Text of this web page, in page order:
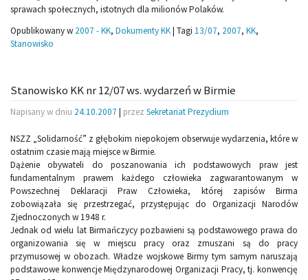
sprawach społecznych, istotnych dla milionów Polaków.
Opublikowany w 2007 - KK, Dokumenty KK Tagi 13/07, 2007, KK,
Stanowisko
Stanowisko KK nr 12/07 ws. wydarzeń w Birmie
Napisany w dniu 24.10.2007 przez Sekretariat Prezydium
NSZZ „Solidarność” z głębokim niepokojem obserwuje wydarzenia, które w
ostatnim czasie mają miejsce w Birmie.
Dążenie obywateli do poszanowania ich podstawowych praw jest
fundamentalnym prawem każdego człowieka zagwarantowanym w
Powszechnej Deklaracji Praw Człowieka, której zapisów Birma
zobowiązała się przestrzegać, przystępując do Organizacji Narodów
Zjednoczonych w 1948 r.
Jednak od wielu lat Birmańczycy pozbawieni są podstawowego prawa do
organizowania się w miejscu pracy oraz zmuszani są do pracy
przymusowej w obozach. Władze wojskowe Birmy tym samym naruszają
podstawowe konwencje Międzynarodowej Organizacji Pracy, tj. konwencję